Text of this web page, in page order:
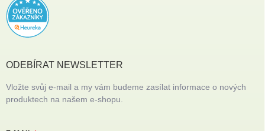
ODEBÍRAT NEWSLETTER
Vložte svůj e-mail a my vám budeme zasílat informace o nových
produktech na našem e-shopu.